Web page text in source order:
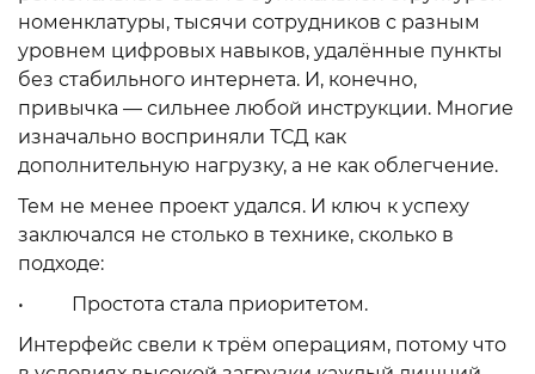
номенклатуры, тысячи сотрудников с разным
уровнем цифровых навыков, удалённые пункты
без стабильного интернета. И, конечно,
привычка — сильнее любой инструкции. Многие
изначально восприняли ТСД как
дополнительную нагрузку, а не как облегчение.
Тем не менее проект удался. И ключ к успеху
заключался не столько в технике, сколько в
подходе:
• Простота стала приоритетом.
Интерфейс свели к трём операциям, потому что